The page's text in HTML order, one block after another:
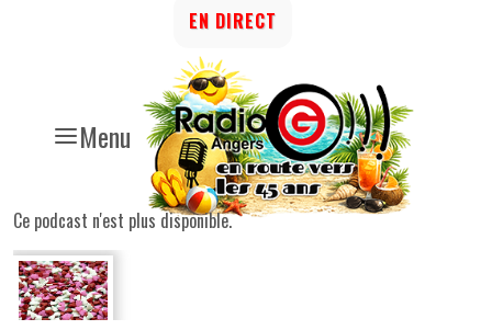
Menu
EN DIRECT
Ce podcast n'est plus disponible.